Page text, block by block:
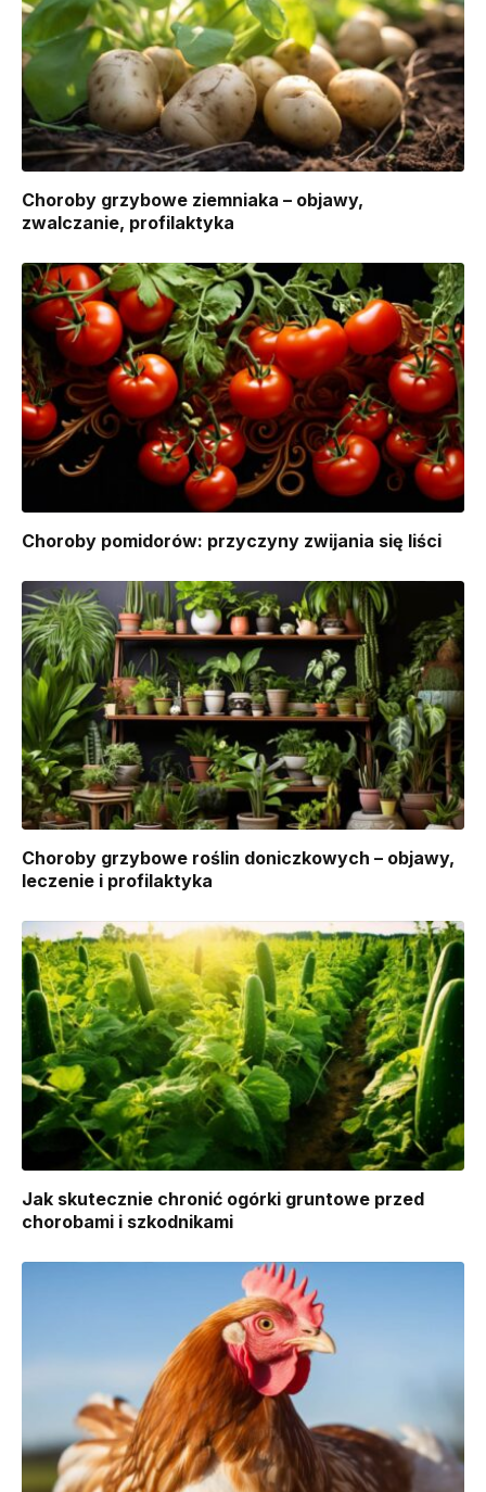
Choroby grzybowe ziemniaka – objawy,
zwalczanie, profilaktyka
Choroby pomidorów: przyczyny zwijania się liści
Choroby grzybowe roślin doniczkowych – objawy,
leczenie i profilaktyka
Jak skutecznie chronić ogórki gruntowe przed
chorobami i szkodnikami